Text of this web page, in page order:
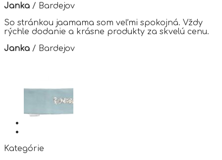
Janka / Bardejov
So stránkou jaamama som veľmi spokojná. Vždy
rýchle dodanie a krásne produkty za skvelú cenu.
Janka / Bardejov
Kategórie